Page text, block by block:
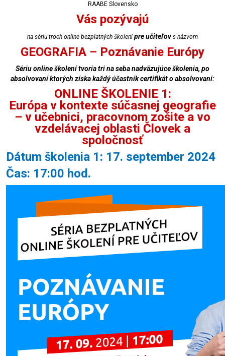
RAABE Slovensko
Vás pozývajú
na sériu troch online bezplatných školení pre učiteľovs názvom
GEOGRAFIA – Poznávanie Európy
Sériu online školení tvoria tri na seba nadväzujúce školenia, po
absolvovaní ktorých získa každý účastník certifikát o absolvovaní:
ONLINE ŠKOLENIE 1:
Európa v kontexte súčasnej geografie
– v učebnici, pracovnom zošite a vo
vzdelávacej oblasti Človek a
spoločnosť
Dátum školenia 1: 17. september 2024
Čas: 17:00 hod.